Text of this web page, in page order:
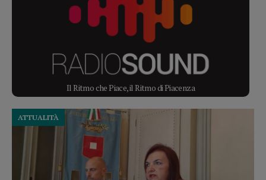
Il Ritmo che Piace, il Ritmo di Piacenza
ATTUALITÀ